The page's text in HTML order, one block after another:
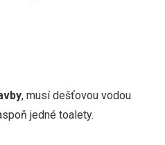
, musí dešťovou vodou
jedné toalety.